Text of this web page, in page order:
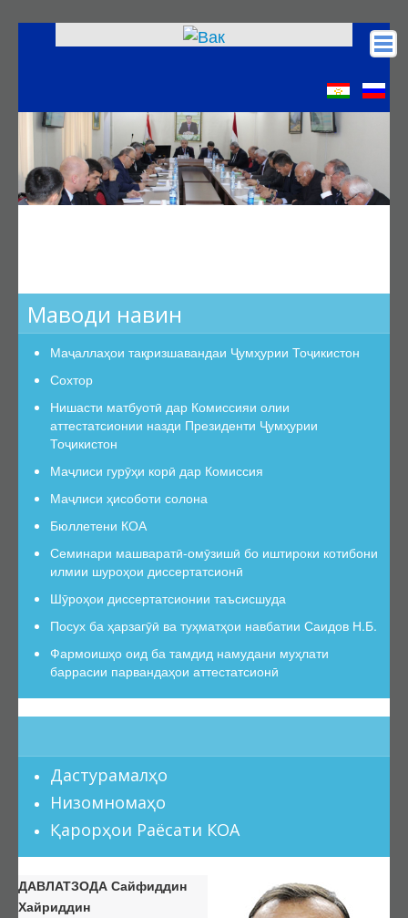
КОА
Низомномаҳо
Сохтор
Сохтор
Раёсат
Дастури Раёсат
Аъзои Раёсат
Қарорҳои Раёсат
Нақшаҳои фаъолият
Ҳисоботҳо
Шӯроҳои диссертатсионӣ
Низомномаи ШД
Шӯроҳои диссертатсионии таъсисшуда
Қатъи фаъолияти ШД
Оид ба рад намудани дархост
Номгӯи ҳуҷҷатҳо барои таъсиси ШД
Намунаи ҳуҷҷатҳо барои таъсиси ШД
Тартиби бақайдгири давлатии диссертатсия
Ҳимояи якдаъфаина
Фармоишҳо оид ба тамдиди фаъолияти ШД
Маводи навин
Маҷаллаҳои тақризшавандаи Ҷумҳурии Тоҷикистон
Сохтор
Нишасти матбуотӣ дар Комиссияи олии
аттестатсионии назди Президенти Ҷумҳурии
Тоҷикистон
Маҷлиси гурӯҳи корӣ дар Комиссия
Маҷлиси ҳисоботи солона
Бюллетени КОА
Семинари машваратӣ-омӯзишӣ бо иштироки котибони
илмии шуроҳои диссертатсионӣ
Шӯроҳои диссертатсионии таъсисшуда
Посух ба ҳарзагӯӣ ва туҳматҳои навбатии Саидов Н.Б.
Фармоишҳо оид ба тамдид намудани муҳлати
баррасии парвандаҳои аттестатсионӣ
Дастурамалҳо
Низомномаҳо
Қарорҳои Раёсати КОА
ДАВЛАТЗОДА Сайфиддин
Хайриддин